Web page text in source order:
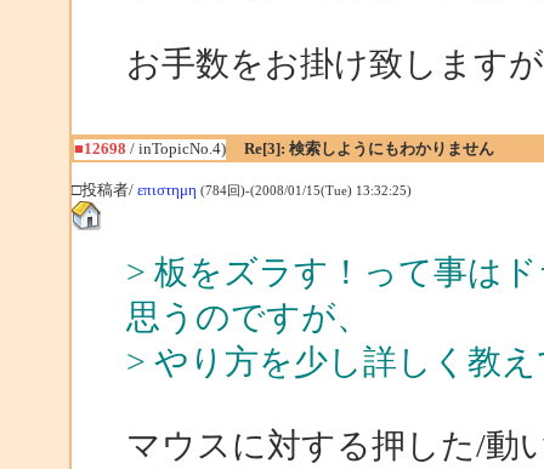
お手数をお掛け致します
■12698 / inTopicNo.4) Re[3]: 検索しようにもわかりません
□投稿者/ επιστημη (784回)-(2008/01/15(Tue) 13:32:25)
> 板をズラす！って事は
思うのですが、
> やり方を少し詳しく教
マウスに対する押した/動